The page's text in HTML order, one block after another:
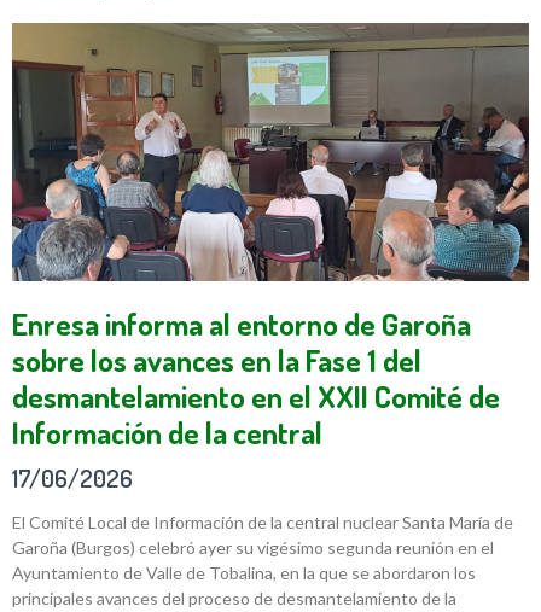
Enresa informa al entorno de Garoña
sobre los avances en la Fase 1 del
desmantelamiento en el XXII Comité de
Información de la central
17/06/2026
El Comité Local de Información de la central nuclear Santa María de
Garoña (Burgos) celebró ayer su vigésimo segunda reunión en el
Ayuntamiento de Valle de Tobalina, en la que se abordaron los
principales avances del proceso de desmantelamiento de la